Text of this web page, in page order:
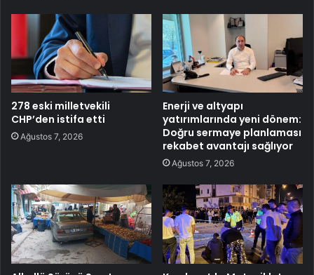
278 eski milletvekili
CHP’den istifa etti
Ağustos 7, 2026
Enerji ve altyapı
yatırımlarında yeni dönem:
Doğru sermaye planlaması
rekabet avantajı sağlıyor
Ağustos 7, 2026